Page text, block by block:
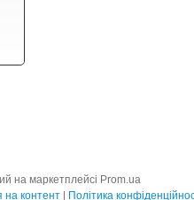
на маркетплейсі Prom.ua
на контент Політика